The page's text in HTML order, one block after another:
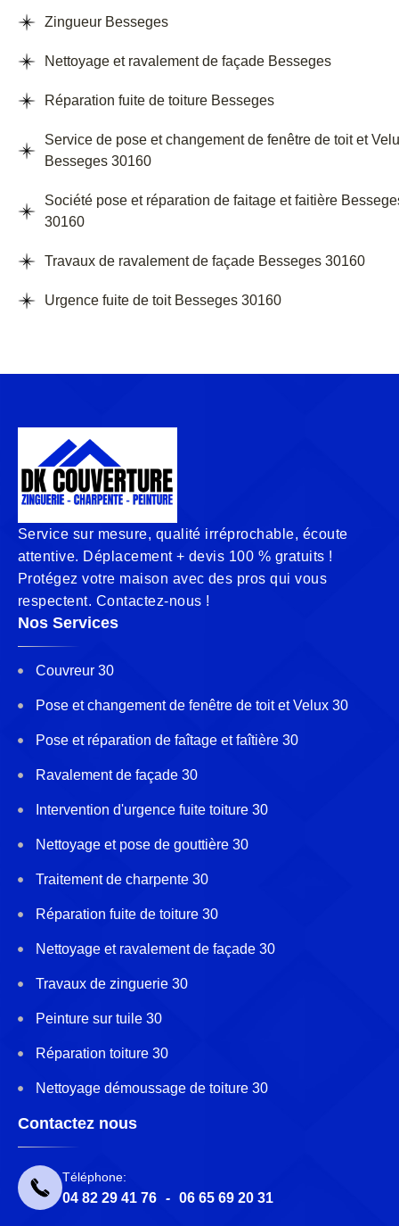
Zingueur Besseges
Nettoyage et ravalement de façade Besseges
Réparation fuite de toiture Besseges
Service de pose et changement de fenêtre de toit et
Besseges 30160
Société pose et réparation de faitage et faitière
30160
Travaux de ravalement de façade Besseges 30160
Urgence fuite de toit Besseges 30160
Service sur mesure, qualité irréprochable, écoute
attentive. Déplacement + devis 100 % gratuits !
Protégez votre maison avec des pros qui vous
respectent. Contactez-nous !
Nos Services
Couvreur 30
Pose et changement de fenêtre de toit et Velux 30
Pose et réparation de faîtage et faîtière 30
Ravalement de façade 30
Intervention d'urgence fuite toiture 30
Nettoyage et pose de gouttière 30
Traitement de charpente 30
Réparation fuite de toiture 30
Nettoyage et ravalement de façade 30
Travaux de zinguerie 30
Peinture sur tuile 30
Réparation toiture 30
Nettoyage démoussage de toiture 30
Contactez nous
Téléphone:
04 82 29 41 76 - 06 65 69 20 31